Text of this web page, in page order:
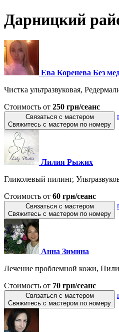
Дарницкий
Ева Коренева Без
Чистка ультразвуковая,
Стоимость от 250 грн/сеанс
Связаться с мастером
Свяжитесь с мастером по номеру
Лилия Рыжих
Гликолевый пилинг,
Стоимость от 60 грн/сеанс
Связаться с мастером
Свяжитесь с мастером по номеру
Анна Зимина
Лечение проблемной кожи,
Стоимость от 70 грн/сеанс
Связаться с мастером
Свяжитесь с мастером по номеру